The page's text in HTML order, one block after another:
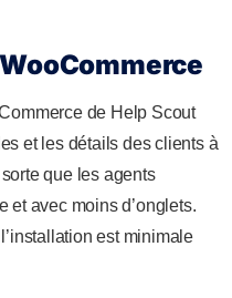
de Help Scout
et les détails des clients à
que les agents
et avec moins d’onglets.
est minimale